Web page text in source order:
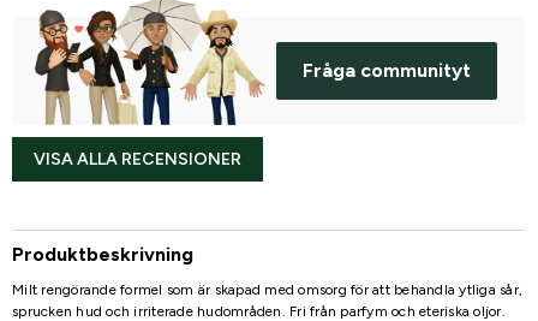
Fråga communityt
VISA ALLA RECENSIONER
Produktbeskrivning
Milt rengörande formel som är skapad med omsorg för att behandla ytliga sår,
sprucken hud och irriterade hudområden. Fri från parfym och eteriska oljor.